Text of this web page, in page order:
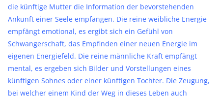
die künftige Mutter die Information der bevorstehenden
Ankunft einer Seele empfangen. Die reine weibliche Energie
empfängt emotional, es ergibt sich ein Gefühl von
Schwangerschaft, das Empfinden einer neuen Energie im
eigenen Energiefeld. Die reine männliche Kraft empfängt
mental, es ergeben sich Bilder und Vorstellungen eines
künftigen Sohnes oder einer künftigen Tochter. Die Zeugung,
bei welcher einem Kind der Weg in dieses Leben auch